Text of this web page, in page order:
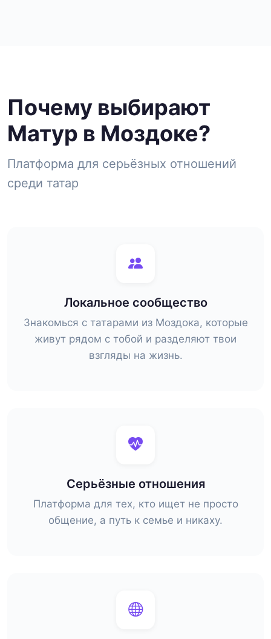
Почему выбирают
Матур в Моздоке?
Платформа для серьёзных отношений
среди татар
Локальное сообщество
Знакомься с татарами из Моздока, которые
живут рядом с тобой и разделяют твои
взгляды на жизнь.
Серьёзные отношения
Платформа для тех, кто ищет не просто
общение, а путь к семье и никаху.